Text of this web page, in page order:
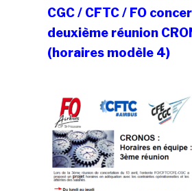
CGC / CFTC / FO
deuxième réunion
(horaires modèle 4)